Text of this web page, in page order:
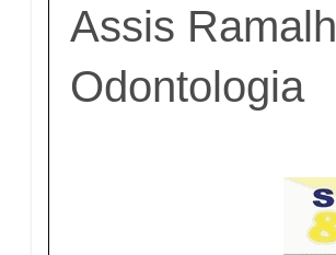
Assis
Odontologia